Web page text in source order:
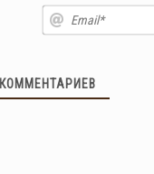
КОММЕНТАРИЕВ